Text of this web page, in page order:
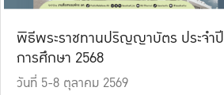
พิธีพระราชทานปริญญาบัตร ประจำปี
การศึกษา 2568
วันที่ 5-8 ตุลาคม 2569